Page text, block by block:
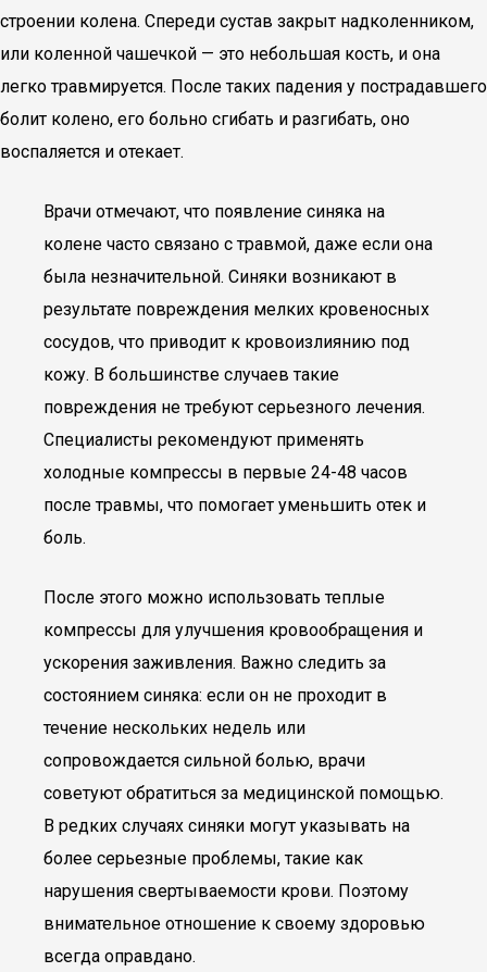
строении колена. Спереди сустав закрыт надколенником,
или коленной чашечкой — это небольшая кость, и она
легко травмируется. После таких падения у пострадавшего
болит колено, его больно сгибать и разгибать, оно
воспаляется и отекает.
Врачи отмечают, что появление синяка на
колене часто связано с травмой, даже если она
была незначительной. Синяки возникают в
результате повреждения мелких кровеносных
сосудов, что приводит к кровоизлиянию под
кожу. В большинстве случаев такие
повреждения не требуют серьезного лечения.
Специалисты рекомендуют применять
холодные компрессы в первые 24-48 часов
после травмы, что помогает уменьшить отек и
боль.
После этого можно использовать теплые
компрессы для улучшения кровообращения и
ускорения заживления. Важно следить за
состоянием синяка: если он не проходит в
течение нескольких недель или
сопровождается сильной болью, врачи
советуют обратиться за медицинской помощью.
В редких случаях синяки могут указывать на
более серьезные проблемы, такие как
нарушения свертываемости крови. Поэтому
внимательное отношение к своему здоровью
всегда оправдано.